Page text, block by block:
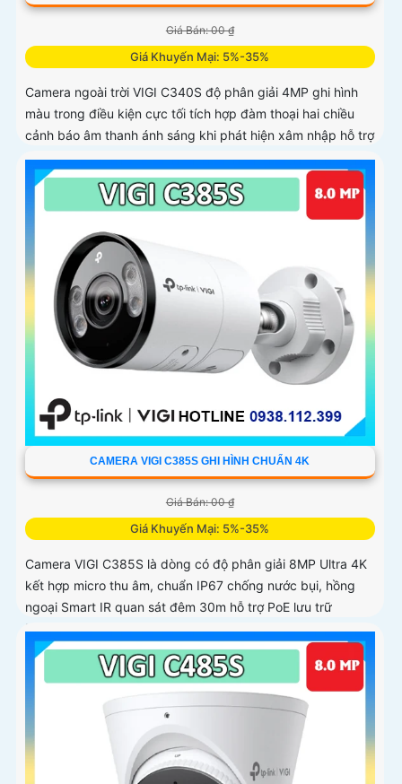
Giá Bán: 00 ₫
Giá Khuyến Mại: 5%-35%
Camera ngoài trời VIGI C340S độ phân giải 4MP ghi hình
màu trong điều kiện cực tối tích hợp đàm thoại hai chiều
cảnh báo âm thanh ánh sáng khi phát hiện xâm nhập hỗ trợ
phân loại người phương tiện chuẩn IP67 chống bụi nước
lưu trữ qua thẻ nhớ 256GB hoặc NVR quản lý bằng VIGI
CAMERA VIGI C385S GHI HÌNH CHUẨN 4K
Giá Bán: 00 ₫
Giá Khuyến Mại: 5%-35%
Camera VIGI C385S là dòng có độ phân giải 8MP Ultra 4K
kết hợp micro thu âm, chuẩn IP67 chống nước bụi, hồng
ngoại Smart IR quan sát đêm 30m hỗ trợ PoE lưu trữ
MicroSD 256GB chuẩn nén H.265+ tiết kiệm băng thông
nhận, diện người phương tiện xâm nhập hành vi bất thường
quản lý qua VIGI App VIGI Manager trình duyệt web giám